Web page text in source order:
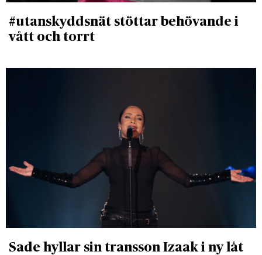
#utanskyddsnät stöttar behövande i
vått och torrt
Sade hyllar sin transson Izaak i ny låt